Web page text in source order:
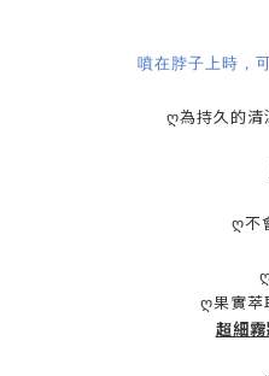
噴在脖子上時，
ღ為持久的清
ღ不
ღ果實萃
超細